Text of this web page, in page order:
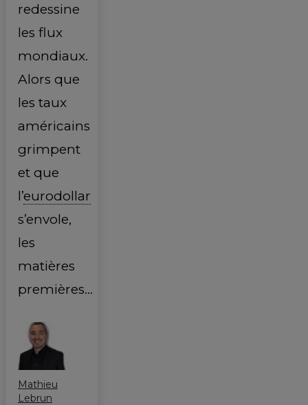
redessine
les flux
mondiaux.
Alors que
les taux
américains
grimpent
et que
l’eurodollar
s’envole,
les
matières
premières…
Mathieu
Lebrun